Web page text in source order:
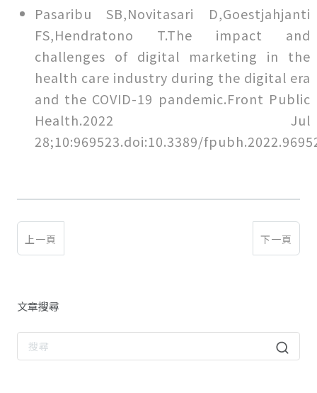
Pasaribu SB,Novitasari D,Goestjahjanti
FS,Hendratono T.The impact and
challenges of digital marketing in the
health care industry during the digital era
and the COVID-19 pandemic.Front Public
Health.2022 Jul
28;10:969523.doi:10.3389/
上一頁 下一頁
文章搜尋